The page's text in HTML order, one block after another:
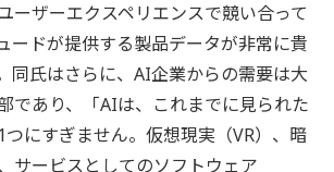
ーザーエクスペリエンスで競い合って
ードが提供する製品データが非常に貴
同氏はさらに、AI企業からの需要は大
であり、「AIは、これまでに見られた
にすぎません。仮想現実（VR）、暗
サービスとしてのソフトウェア